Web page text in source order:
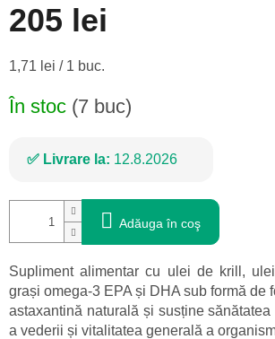
205 lei
Evaluare
1,71 lei / 1 buc.
În stoc (7 buc)
Livrare la: 12.8.2026
Adăuga în coş
Supliment alimentar cu ulei de krill,
grași omega-3 EPA și DHA sub formă de
astaxantină naturală și susține
a vederii și vitalitatea generală a